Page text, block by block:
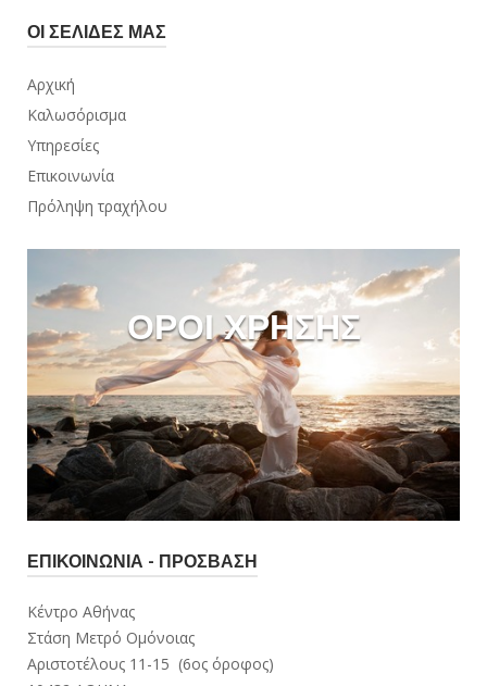
ΟΙ ΣΕΛΊΔΕΣ ΜΑΣ
Αρχική
Καλωσόρισμα
Υπηρεσίες
Επικοινωνία
Πρόληψη τραχήλου
ΟΡΟΙ ΧΡΗΣΗΣ
ΕΠΙΚΟΙΝΩΝΊΑ - ΠΡΌΣΒΑΣΗ
Κέντρο Αθήνας
Στάση Μετρό Ομόνοιας
Αριστοτέλους 11-15 (6ος όροφος)